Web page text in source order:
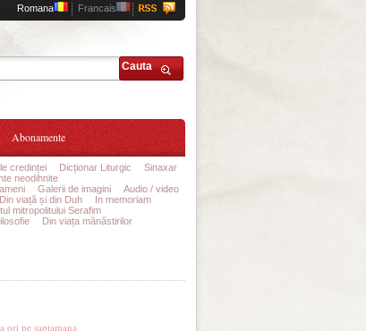
Romana Francais
Cauta
Abonamente
credinței Dicționar Liturgic
Sinaxar
neodihnite
Galerii de imagini
Audio / video
Din viață și din Duh
In memoriam
mitropolitului Serafim
Din viața mănăstirilor
ori pe saptamana